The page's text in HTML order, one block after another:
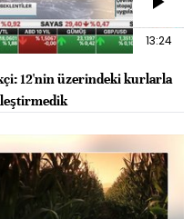
13:24
12'nin üzerindeki kurlarla